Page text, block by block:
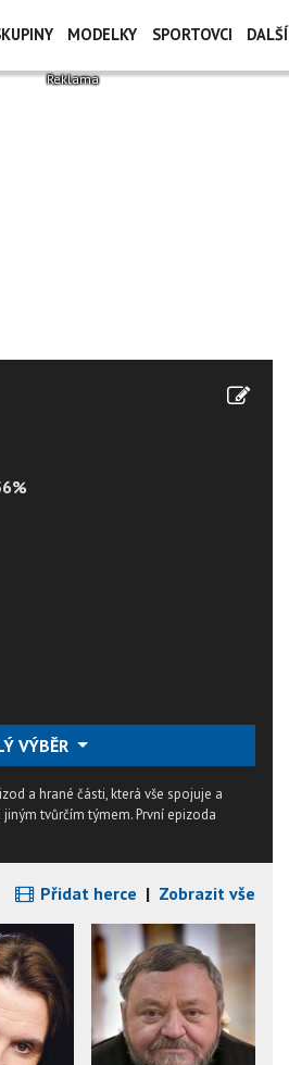
MODELKY SPORTOVCI DALŠÍ
VÝBĚR
a hrané části, která vše spojuje a
tvůrčím týmem. První epizoda
Přidat herce | Zobrazit vše